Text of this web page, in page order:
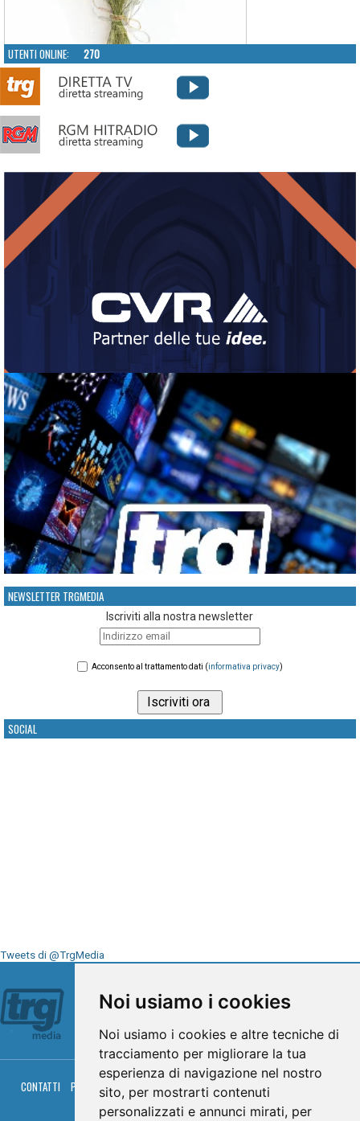
Noi usiamo i cookies
Noi usiamo i cookies e altre tecniche di
tracciamento per migliorare la tua
esperienza di navigazione nel nostro
sito, per mostrarti contenuti
personalizzati e annunci mirati, per
UTENTI ONLINE: 270
NEWSLETTER TRGMEDIA
Iscriviti alla nostra newsletter
Acconsento al trattamento dati (informativa privacy)
SOCIAL
Tweets di @TrgMedia
CONTATTI PRIVACY COOKIES PALINSESTO DIRETTA TV
RGM HITRADIO